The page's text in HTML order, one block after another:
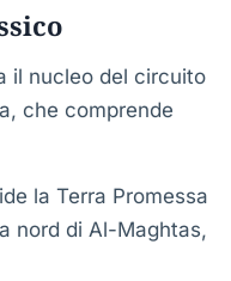
il nucleo del circuito
che comprende
la Terra Promessa
nord di Al-Maghtas,